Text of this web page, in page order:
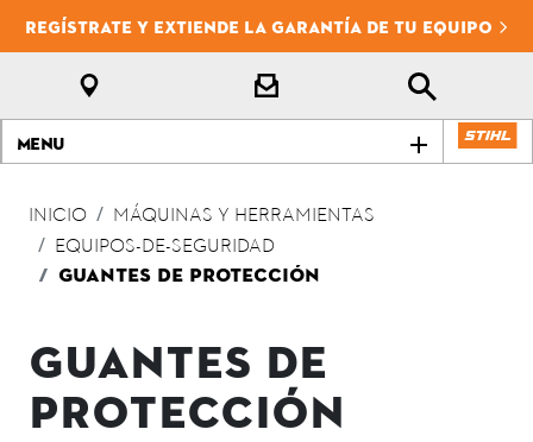
REGÍSTRATE Y EXTIENDE LA GARANTÍA DE TU EQUIPO
Menu
INICIO
MÁQUINAS Y HERRAMIENTAS
EQUIPOS-DE-SEGURIDAD
GUANTES DE PROTECCIÓN
GUANTES DE
PROTECCIÓN